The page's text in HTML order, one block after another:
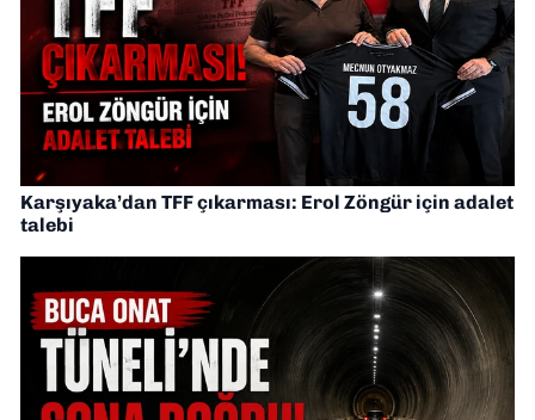
Karşıyaka’dan TFF çıkarması: Erol Zöngür için adalet
talebi